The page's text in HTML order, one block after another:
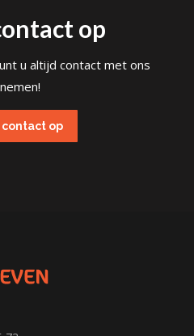
op
u altijd contact met ons
contact op